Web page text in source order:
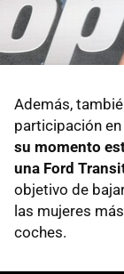
Además,
participación
su momento
una Ford
objetivo de
las mujeres
coches.